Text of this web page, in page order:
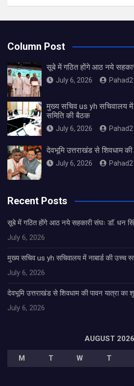
Column Post
सूबे में गठित होंगे आठ नये
July 6, 2026
मुख्य सचिव us yh सचिवालय में
समिति की बैठक
July 6, 2026
देवभूमि उत्तराखंड से शिवधाम
July 6, 2026
Recent Posts
सूबे में गठित होंगे आठ नये सहकारी संघः डाॅ. धन
July 6, 2026
मुख्य सचिव us yh सचिवालय में नाबार्ड की उच्च
July 6, 2026
देवभूमि उत्तराखंड से शिवधाम की पावन यात्रा का
July 6, 2026
AUGUST 2026
M T W T